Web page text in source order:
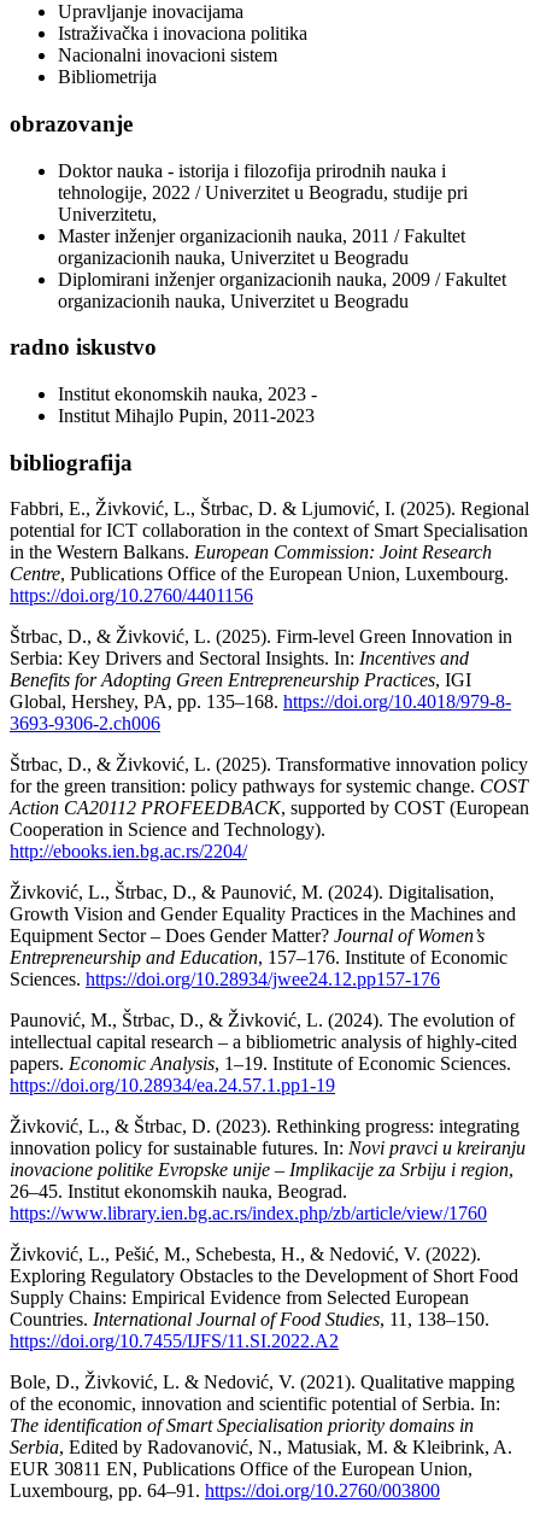
Upravljanje inovacijama
Istraživačka i inovaciona politika
Nacionalni inovacioni sistem
Bibliometrija
obrazovanje
Doktor nauka - istorija i filozofija prirodnih nauka i
tehnologije, 2022 / Univerzitet u Beogradu, studije pri
Univerzitetu,
Master inženjer organizacionih nauka, 2011 / Fakultet
organizacionih nauka, Univerzitet u Beogradu
Diplomirani inženjer organizacionih nauka, 2009 / Fakultet
organizacionih nauka, Univerzitet u Beogradu
radno iskustvo
Institut ekonomskih nauka, 2023 -
Institut Mihajlo Pupin, 2011-2023
bibliografija
Fabbri, E., Živković, L., Štrbac, D. & Ljumović, I. (2025). Regional
potential for ICT collaboration in the context of Smart Specialisation
in the Western Balkans. European Commission: Joint Research
Centre, Publications Office of the European Union, Luxembourg.
https://doi.org/10.2760/4401156
Štrbac, D., & Živković, L. (2025). Firm-level Green Innovation in
Serbia: Key Drivers and Sectoral Insights. In: Incentives and
Benefits for Adopting Green Entrepreneurship Practices, IGI
Global, Hershey, PA, pp. 135–168. https://doi.org/10.4018/979-8-
3693-9306-2.ch006
Štrbac, D., & Živković, L. (2025). Transformative innovation policy
for the green transition: policy pathways for systemic change. COST
Action CA20112 PROFEEDBACK, supported by COST (European
Cooperation in Science and Technology).
http://ebooks.ien.bg.ac.rs/2204/
Živković, L., Štrbac, D., & Paunović, M. (2024). Digitalisation,
Growth Vision and Gender Equality Practices in the Machines and
Equipment Sector – Does Gender Matter? Journal of Women’s
Entrepreneurship and Education, 157–176. Institute of Economic
Sciences. https://doi.org/10.28934/jwee24.12.pp157-176
Paunović, M., Štrbac, D., & Živković, L. (2024). The evolution of
intellectual capital research – a bibliometric analysis of highly-cited
papers. Economic Analysis, 1–19. Institute of Economic Sciences.
https://doi.org/10.28934/ea.24.57.1.pp1-19
Živković, L., & Štrbac, D. (2023). Rethinking progress: integrating
innovation policy for sustainable futures. In: Novi pravci u kreiranju
inovacione politike Evropske unije – Implikacije za Srbiju i region,
26–45. Institut ekonomskih nauka, Beograd.
https://www.library.ien.bg.ac.rs/index.php/zb/article/view/1760
Živković, L., Pešić, M., Schebesta, H., & Nedović, V. (2022).
Exploring Regulatory Obstacles to the Development of Short Food
Supply Chains: Empirical Evidence from Selected European
Countries. International Journal of Food Studies, 11, 138–150.
https://doi.org/10.7455/IJFS/11.SI.2022.A2
Bole, D., Živković, L. & Nedović, V. (2021). Qualitative mapping
of the economic, innovation and scientific potential of Serbia. In:
The identification of Smart Specialisation priority domains in
Serbia, Edited by Radovanović, N., Matusiak, M. & Kleibrink, A.
EUR 30811 EN, Publications Office of the European Union,
Luxembourg, pp. 64–91. https://doi.org/10.2760/003800